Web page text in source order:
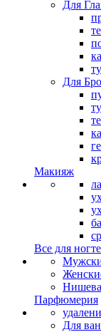
Для
Для
Макияж
Все для
Парфюмерия
Для